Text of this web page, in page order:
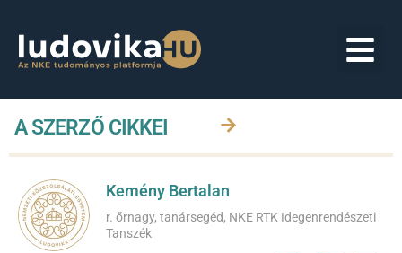
A SZERZŐ CIKKEI
Kemény Bertalan
r. őrnagy, tanársegéd, NKE RTK Idegenrendészeti
Tanszék